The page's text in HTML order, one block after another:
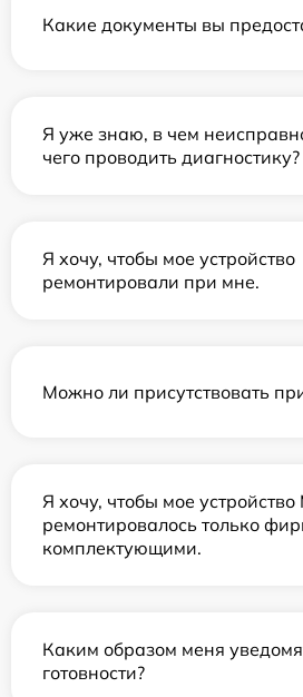
Какие документы вы
Я уже знаю, в чем
чего проводить диагностику?
Я хочу, чтобы мое устройство
ремонтировали при мне.
Можно ли присутствовать
Я хочу, чтобы мое устройство
ремонтировалось только
комплектующими.
Каким образом меня
готовности?